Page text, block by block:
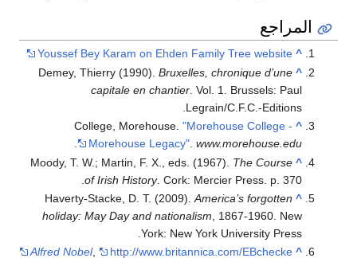
المراجع
^
Youssef Bey Karam on Ehden Family Tree website
^
Demey, Thierry (1990).Bruxelles, chronique d’une
capitale en chantier . Vol. 1. Brussels: Paul
Legrain/C.F.C.-Editions.
^
College, Morehouse."Morehouse College -
Morehouse Legacy".www.morehouse.edu
.
^
Moody, T. W.; Martin, F. X., eds. (1967). The Course
of Irish History. Cork: Mercier Press. p. 370.
^
Haverty-Stacke, D. T. (2009).America’s forgotten
holiday: May Day and nationalism , 1867-1960. New
York: New York University Press.
^
Alfred Nobel, http://www.britannica.com/EBchecke